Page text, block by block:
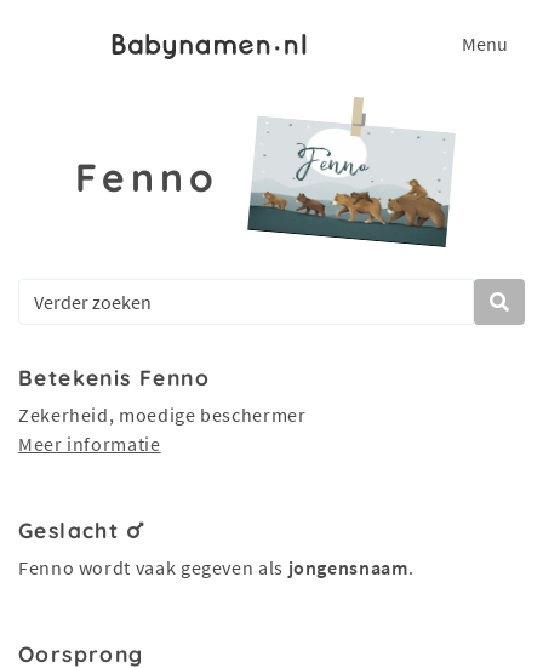
Menu
Fenno
Betekenis Fenno
Zekerheid, moedige beschermer
Meer informatie
Geslacht
Fenno wordt vaak gegeven als jongensnaam.
Oorsprong